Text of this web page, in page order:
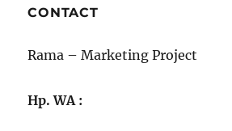
–
Marketing
CONTACT
Rama – Marketing Project
Hp. WA :